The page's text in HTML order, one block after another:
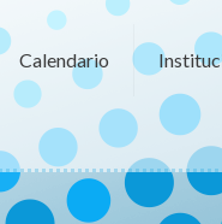
Calendario